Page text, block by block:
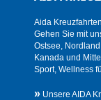
Aida
Gehen Sie mit
Ostsee,
Kanada und
Sport, Wellness
» Unsere AIDA